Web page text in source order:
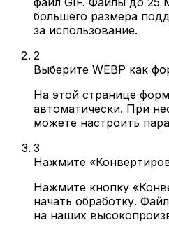
большего размера
за использование.
2
Выберите WEBP как
На этой странице
автоматически. При
можете настроить
3
Нажмите
Нажмите кнопку
начать обработку.
на наших